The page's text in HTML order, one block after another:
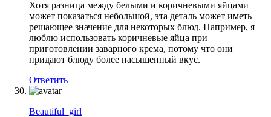
Хотя разница между белыми и коричневыми яйцами
может показаться небольшой, эта деталь может иметь
решающее значение для некоторых блюд. Например, я
люблю использовать коричневые яйца при
приготовлении заварного крема, потому что они
придают блюду более насыщенный вкус.
Ответить
Beautiful_girl